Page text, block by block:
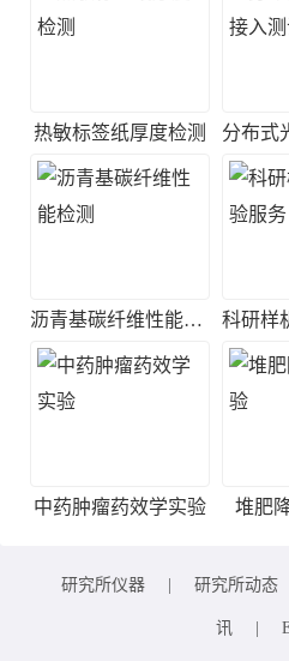
热敏标签纸厚度检测
沥青基碳纤维性能检测
中药肿瘤药效学实验 堆肥
研究所仪器 研究所动态
讯